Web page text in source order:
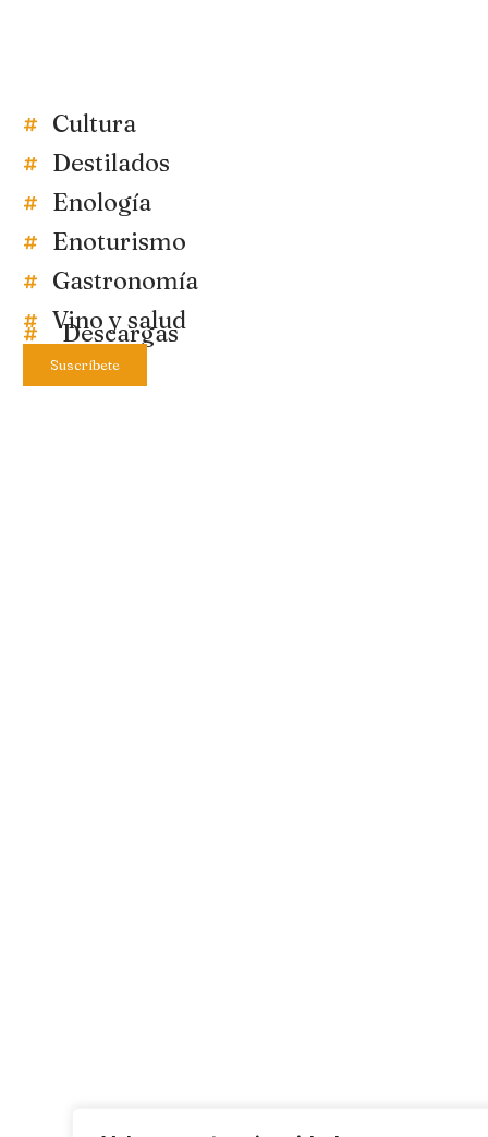
Cultura
Destilados
Enología
Enoturismo
Gastronomía
Vino y salud
Descargas
Suscríbete